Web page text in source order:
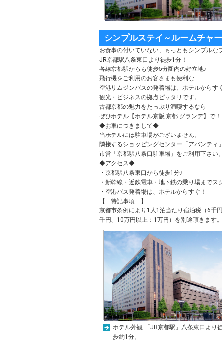
シンプルステイ～ルームチャ
お食事の付いていない、もっともシンプルな
JR京都駅八条東口より徒歩1分！
各線京都駅からも徒歩5分圏内の好立地♪
飛行機をご利用のお客さまも便利な
空港リムジンバスの発着場は、ホテルからす
観光・ビジネスの拠点ピッタリです。
古都京都の魅力をたっぷり満喫するなら
ぜひホテル【ホテル京阪 京都 グランデ】で
◆お車につきまして◆
当ホテルには駐車場がございません。
隣接するショッピングセンター「アバンティ
市営「京都駅八条口駐車場」をご利用下さい
◆アクセス◆
・京都駅八条東口から徒歩1分♪
・新幹線・近鉄電車・地下鉄の乗り場までス
・空港バス発着場は、ホテルからすぐ！
【 特記事項 】
京都市条例により1人1泊当たり宿泊税（6千
千円、10万円以上：1万円）を別途頂きます。
ホテル外観 「JR京都駅」八条東口より
歩約1分。